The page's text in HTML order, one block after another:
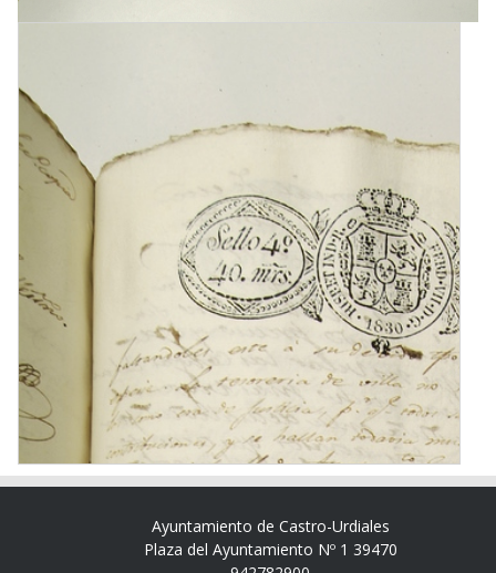
Ayuntamiento de Castro-Urdiales
Plaza del Ayuntamiento Nº 1 39470